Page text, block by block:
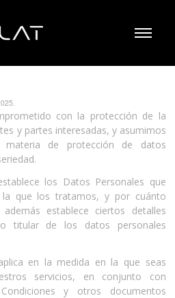
con la protección de la
y partes interesadas, y asumimos
materia de protección de datos
los Datos Personales que
que los tratamos, y por cuánto
establece ciertos detalles
titular de los datos personales
en la medida en la que seas
servicios, en conjunto con
y otros documentos